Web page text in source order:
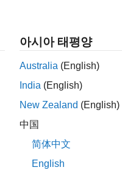
. 영상의 유형과 크기는 서
록 배열합니다.
아시아 태평양
Australia (English)
India (English)
New Zealand (English)
中国
简体中文
English